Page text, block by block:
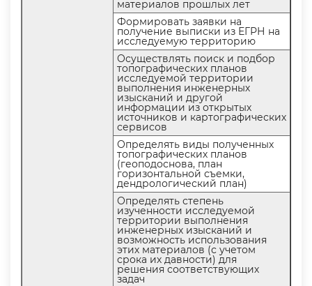
материалов прошлых лет
Формировать заявки на
получение выписки из ЕГРН на
исследуемую территорию
Осуществлять поиск и подбор
топографических плано
исследуемой территории
ыполнения инженерных
изысканий и другой
информации из открытых
источников и картографических
сервисо
Определять виды полученных
топографических плано
(геоподоснова, план
оризонтальной съемки,
дендрологический план)
Определять степень
изученности исследуемой
территории выполнения
инженерных изысканий и
озможность использования
этих материалов (с учетом
срока их давности) для
решения соответствующих
задач